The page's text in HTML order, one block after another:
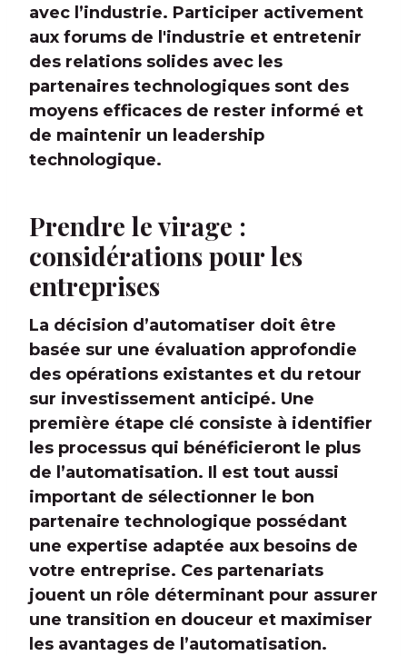
avec l’industrie. Participer activement
aux forums de l'industrie et entretenir
des relations solides avec les
partenaires technologiques sont des
moyens efficaces de rester informé et
de maintenir un leadership
technologique.
Prendre le virage :
considérations pour les
entreprises
La décision d’automatiser doit être
basée sur une évaluation approfondie
des opérations existantes et du retour
sur investissement anticipé. Une
première étape clé consiste à identifier
les processus qui bénéficieront le plus
de l’automatisation. Il est tout aussi
important de sélectionner le bon
partenaire technologique possédant
une expertise adaptée aux besoins de
votre entreprise. Ces partenariats
jouent un rôle déterminant pour assurer
une transition en douceur et maximiser
les avantages de l’automatisation.